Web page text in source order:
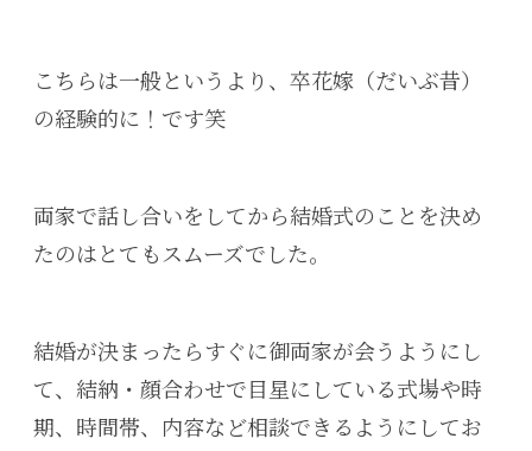
こちらは一般というより、卒花嫁（だいぶ昔）
の経験的に！です笑
両家で話し合いをしてから結婚式のことを決め
たのはとてもスムーズでした。
結婚が決まったらすぐに御両家が会うようにし
て、結納・顔合わせで目星にしている式場や時
期、時間帯、内容など相談できるようにしてお